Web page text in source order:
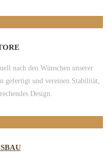
nach den Wünschen unserer
gefertigt und vereinen Stabilität,
Design.